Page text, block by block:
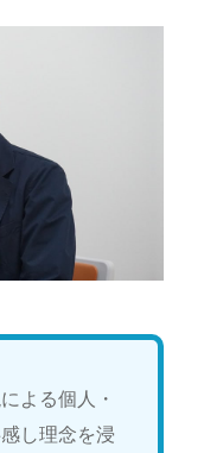
よる個人・
し理念を浸